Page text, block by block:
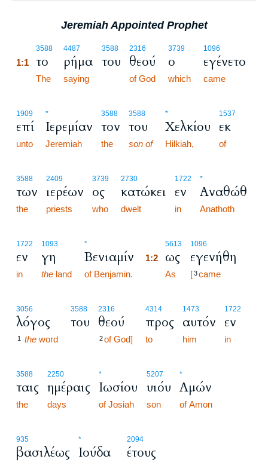
Jeremiah Appointed Prophet
3588
1:1 το
The
4487
ρήμα
saying
3588
του
2316
θεού
of God
3739
ο
which
1096
εγένετο
came
1909
επί
unto
*
Ιερεμίαν
Jeremiah
3588
τον
the
3588
του
son of
*
Χελκίου
Hilkiah,
1537
εκ
of
3588
των
the
2409
ιερέων
priests
3739
ος
who
2730
κατώκει
dwelt
1722
εν
in
*
Αναθώθ
Anathoth
1722
εν
in
1093
γη
the land
*
Βενιαμίν
of Benjamin.
5613
1:2 ως
As
1096
εγενήθη
[3came
3056
λόγος
1 the word
3588
του
2316
θεού
2of God]
4314
προς
to
1473
αυτόν
him
1722
εν
in
3588
ταις
the
2250
ημέραις
days
*
Ιωσίου
of Josiah
5207
υιόυ
son
*
Αμών
of Amon
935
βασιλέως
*
Ιούδα
2094
έτους